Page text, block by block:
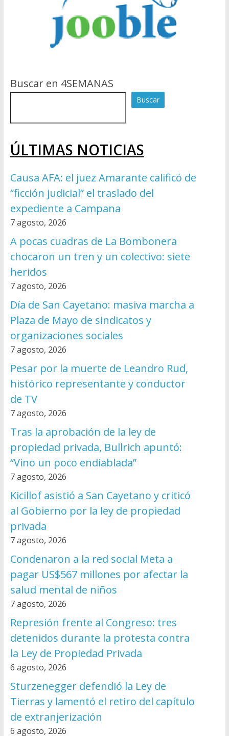
Buscar en 4SEMANAS
Buscar
ÚLTIMAS NOTICIAS
Causa AFA: el juez Amarante calificó de
“ficción judicial” el traslado del
expediente a Campana
7 agosto, 2026
A pocas cuadras de La Bombonera
chocaron un tren y un colectivo: siete
heridos
7 agosto, 2026
Día de San Cayetano: masiva marcha a
Plaza de Mayo de sindicatos y
organizaciones sociales
7 agosto, 2026
Pesar por la muerte de Leandro Rud,
histórico representante y conductor
de TV
7 agosto, 2026
Tras la aprobación de la ley de
propiedad privada, Bullrich apuntó:
“Vino un poco endiablada”
7 agosto, 2026
Kicillof asistió a San Cayetano y criticó
al Gobierno por la ley de propiedad
privada
7 agosto, 2026
Condenaron a la red social Meta a
pagar US$567 millones por afectar la
salud mental de niños
7 agosto, 2026
Represión frente al Congreso: tres
detenidos durante la protesta contra
la Ley de Propiedad Privada
6 agosto, 2026
Sturzenegger defendió la Ley de
Tierras y lamentó el retiro del capítulo
de extranjerización
6 agosto, 2026